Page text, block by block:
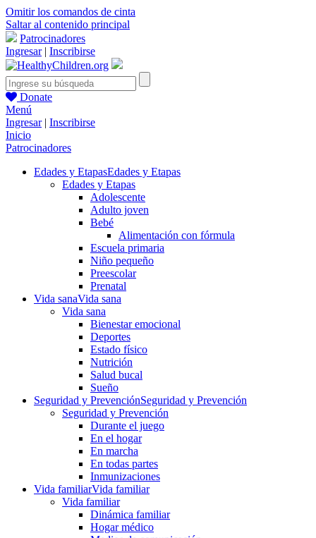
Omitir los comandos de cinta
Saltar al contenido principal
Patrocinadores
Ingresar| Inscribirse
Donate
Menú
Ingresar| Inscribirse
Inicio
Patrocinadores
Edades y EtapasEdades y Etapas
Edades y Etapas
Adolescente
Adulto joven
Bebé
Alimentación con fórmula
Escuela primaria
Niño pequeño
Preescolar
Prenatal
Vida sanaVida sana
Vida sana
Bienestar emocional
Deportes
Estado físico
Nutrición
Salud bucal
Sueño
Seguridad y PrevenciónSeguridad y Prevención
Seguridad y Prevención
Durante el juego
En el hogar
En marcha
En todas partes
Inmunizaciones
Vida familiarVida familiar
Vida familiar
Dinámica familiar
Hogar médico